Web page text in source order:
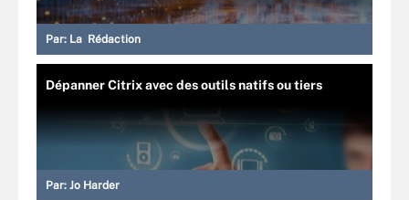
Par: La Rédaction
Dépanner Citrix avec des outils natifs ou tiers
Par: Jo Harder